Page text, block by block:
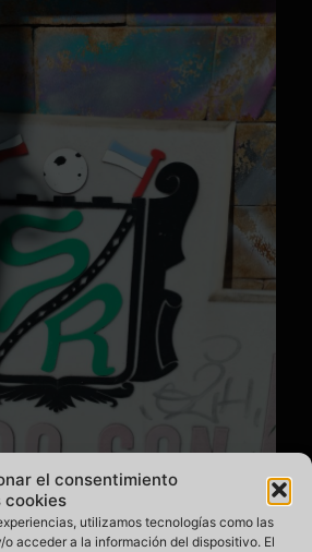
el consentimiento
cookies
utilizamos tecnologías como las
acceder a la información del dispositivo. El